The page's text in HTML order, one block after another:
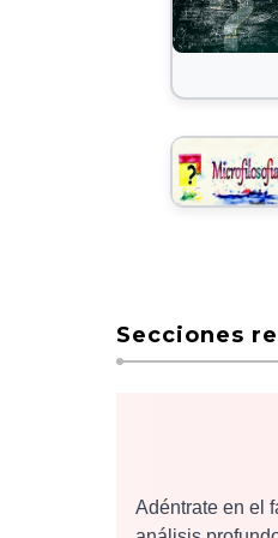
Secciones
Adéntrate en el